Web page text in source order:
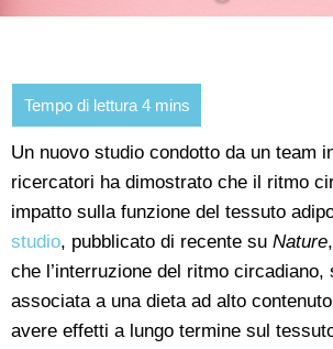
Un nuovo studio condotto da un team
ricercatori ha dimostrato che il ritmo
impatto sulla funzione del tessuto
studio, pubblicato di recente su Nature
che l’interruzione del ritmo circadiano,
associata a una dieta ad alto
avere effetti a lungo termine sul